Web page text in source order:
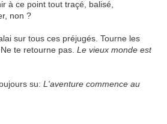
à ce point tout traçé, balisé,
non ?
sur tous ces préjugés. Tourne les
te retourne pas. Le vieux monde est
su: L'aventure commence au